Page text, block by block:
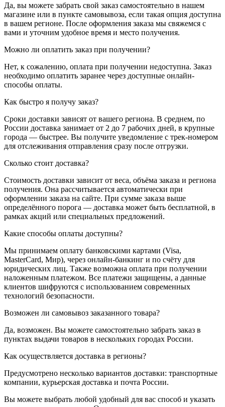
Да, вы можете забрать свой заказ самостоятельно в нашем
магазине или в пункте самовывоза, если такая опция доступна
в вашем регионе. После оформления заказа мы свяжемся с
вами и уточним удобное время и место получения.
Можно ли оплатить заказ при получении?
Нет, к сожалению, оплата при получении недоступна. Заказ
необходимо оплатить заранее через доступные онлайн-
способы оплаты.
Как быстро я получу заказ?
Сроки доставки зависят от вашего региона. В среднем, по
России доставка занимает от 2 до 7 рабочих дней, в крупные
города — быстрее. Вы получите уведомление с трек-номером
для отслеживания отправления сразу после отгрузки.
Сколько стоит доставка?
Стоимость доставки зависит от веса, объёма заказа и региона
получения. Она рассчитывается автоматически при
оформлении заказа на сайте. При сумме заказа выше
определённого порога — доставка может быть бесплатной, в
рамках акций или специальных предложений.
Какие способы оплаты доступны?
Мы принимаем оплату банковскими картами (Visa,
MasterCard, Мир), через онлайн-банкинг и по счёту для
юридических лиц. Также возможна оплата при получении
наложенным платежом. Все платежи защищены, а данные
клиентов шифруются с использованием современных
технологий безопасности.
Возможен ли самовывоз заказанного товара?
Да, возможен. Вы можете самостоятельно забрать заказ в
пунктах выдачи товаров в нескольких городах России.
Как осуществляется доставка в регионы?
Предусмотрено несколько вариантов доставки: транспортные
компании, курьерская доставка и почта России.
Вы можете выбрать любой удобный для вас способ и указать